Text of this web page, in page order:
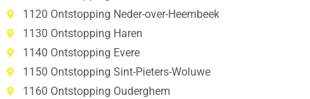
1120 Ontstopping Neder-over-Heembeek
1130 Ontstopping Haren
1140 Ontstopping Evere
1150 Ontstopping Sint-Pieters-Woluwe
1160 Ontstopping Ouderghem